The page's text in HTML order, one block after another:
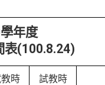
學年度
表(100.8.24)
時
試教時